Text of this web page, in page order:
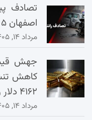
تصادف
اصفهان ۵ مصدوم بر جای گذاشت
مرداد ۱۴, ۱۴۰۵
جهش
کاهش
۴۱۶۲ دلار رسید
مرداد ۱۴, ۱۴۰۵